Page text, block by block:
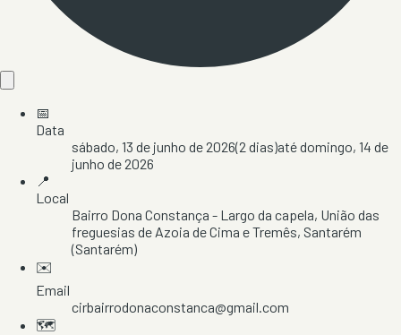
📅
Data
sábado, 13 de junho de 2026(2 dias)atédomingo, 14 de
junho de 2026
📍
Local
Bairro Dona Constança - Largo da capela, União das
freguesias de Azoia de Cima e Tremês, Santarém
(Santarém)
✉️
Email
cirbairrodonaconstanca@gmail.com
🗺️